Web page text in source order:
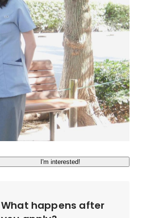
I'm interested!
What happens after